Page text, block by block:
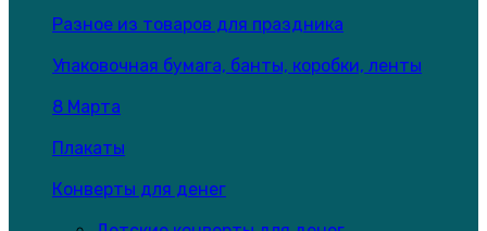
Разное из товаров для праздника
Упаковочная бумага, банты, коробки, ленты
8 Марта
Плакаты
Конверты для денег